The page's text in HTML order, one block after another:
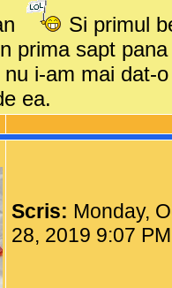
Si primul
prima sapt
i-am mai dat-
ea.
Scris: Monday,
28, 2019 9:07 PM